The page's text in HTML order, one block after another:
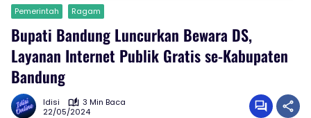
Pemerintah Ragam
Bupati Bandung Luncurkan Bewara DS,
Layanan Internet Publik Gratis se-Kabupaten
Bandung
Idisi
3 Min Baca
22/05/2024